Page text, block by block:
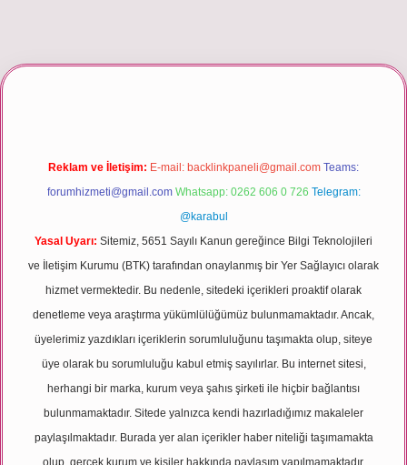
Reklam ve İletişim: E-mail: backlinkpaneli@gmail.com Teams:
forumhizmeti@gmail.com Whatsapp: 0262 606 0 726 Telegram:
@karabul
Yasal Uyarı: Sitemiz, 5651 Sayılı Kanun gereğince Bilgi Teknolojileri
ve İletişim Kurumu (BTK) tarafından onaylanmış bir Yer Sağlayıcı olarak
hizmet vermektedir. Bu nedenle, sitedeki içerikleri proaktif olarak
denetleme veya araştırma yükümlülüğümüz bulunmamaktadır. Ancak,
üyelerimiz yazdıkları içeriklerin sorumluluğunu taşımakta olup, siteye
üye olarak bu sorumluluğu kabul etmiş sayılırlar. Bu internet sitesi,
herhangi bir marka, kurum veya şahıs şirketi ile hiçbir bağlantısı
bulunmamaktadır. Sitede yalnızca kendi hazırladığımız makaleler
paylaşılmaktadır. Burada yer alan içerikler haber niteliği taşımamakta
olup, gerçek kurum ve kişiler hakkında paylaşım yapılmamaktadır.